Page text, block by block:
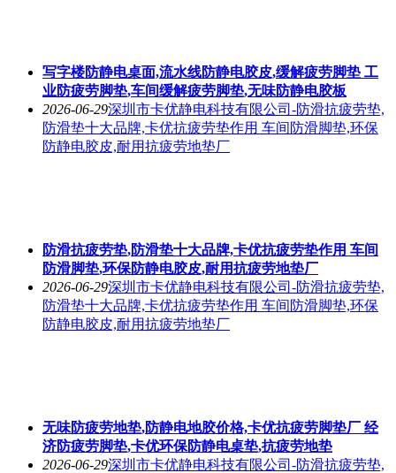
写字楼防静电桌面,流水线防静电胶皮,缓解疲劳脚垫 工
业防疲劳脚垫,车间缓解疲劳脚垫,无味防静电胶板
2026-06-29深圳市卡优静电科技有限公司-防滑抗疲劳垫,
防滑垫十大品牌,卡优抗疲劳垫作用 车间防滑脚垫,环保
防静电胶皮,耐用抗疲劳地垫厂
防滑抗疲劳垫,防滑垫十大品牌,卡优抗疲劳垫作用 车间
防滑脚垫,环保防静电胶皮,耐用抗疲劳地垫厂
2026-06-29深圳市卡优静电科技有限公司-防滑抗疲劳垫,
防滑垫十大品牌,卡优抗疲劳垫作用 车间防滑脚垫,环保
防静电胶皮,耐用抗疲劳地垫厂
无味防疲劳地垫,防静电地胶价格,卡优抗疲劳脚垫厂 经
济防疲劳脚垫,卡优环保防静电桌垫,抗疲劳地垫
2026-06-29深圳市卡优静电科技有限公司-防滑抗疲劳垫,